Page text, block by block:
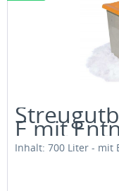
E mit
Inhalt: 700 Liter - mit